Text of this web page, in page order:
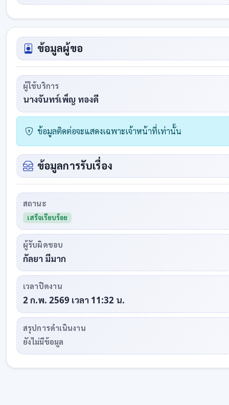
ข้อมูลผู้ขอ
ผู้ใช้บริการ
นางจันทร์เพ็ญ ทองดี
ข้อมูลติดต่อจะแสดงเฉพาะเจ้าหน้าที่เท่านั้น
ข้อมูลการรับเรื่อง
สถานะ
เสร็จเรียบร้อย
ผู้รับผิดชอบ
กัลยา มีมาก
เวลาปิดงาน
2 ก.พ. 2569 เวลา 11:32 น.
สรุปการดำเนินงาน
ยังไม่มีข้อมูล